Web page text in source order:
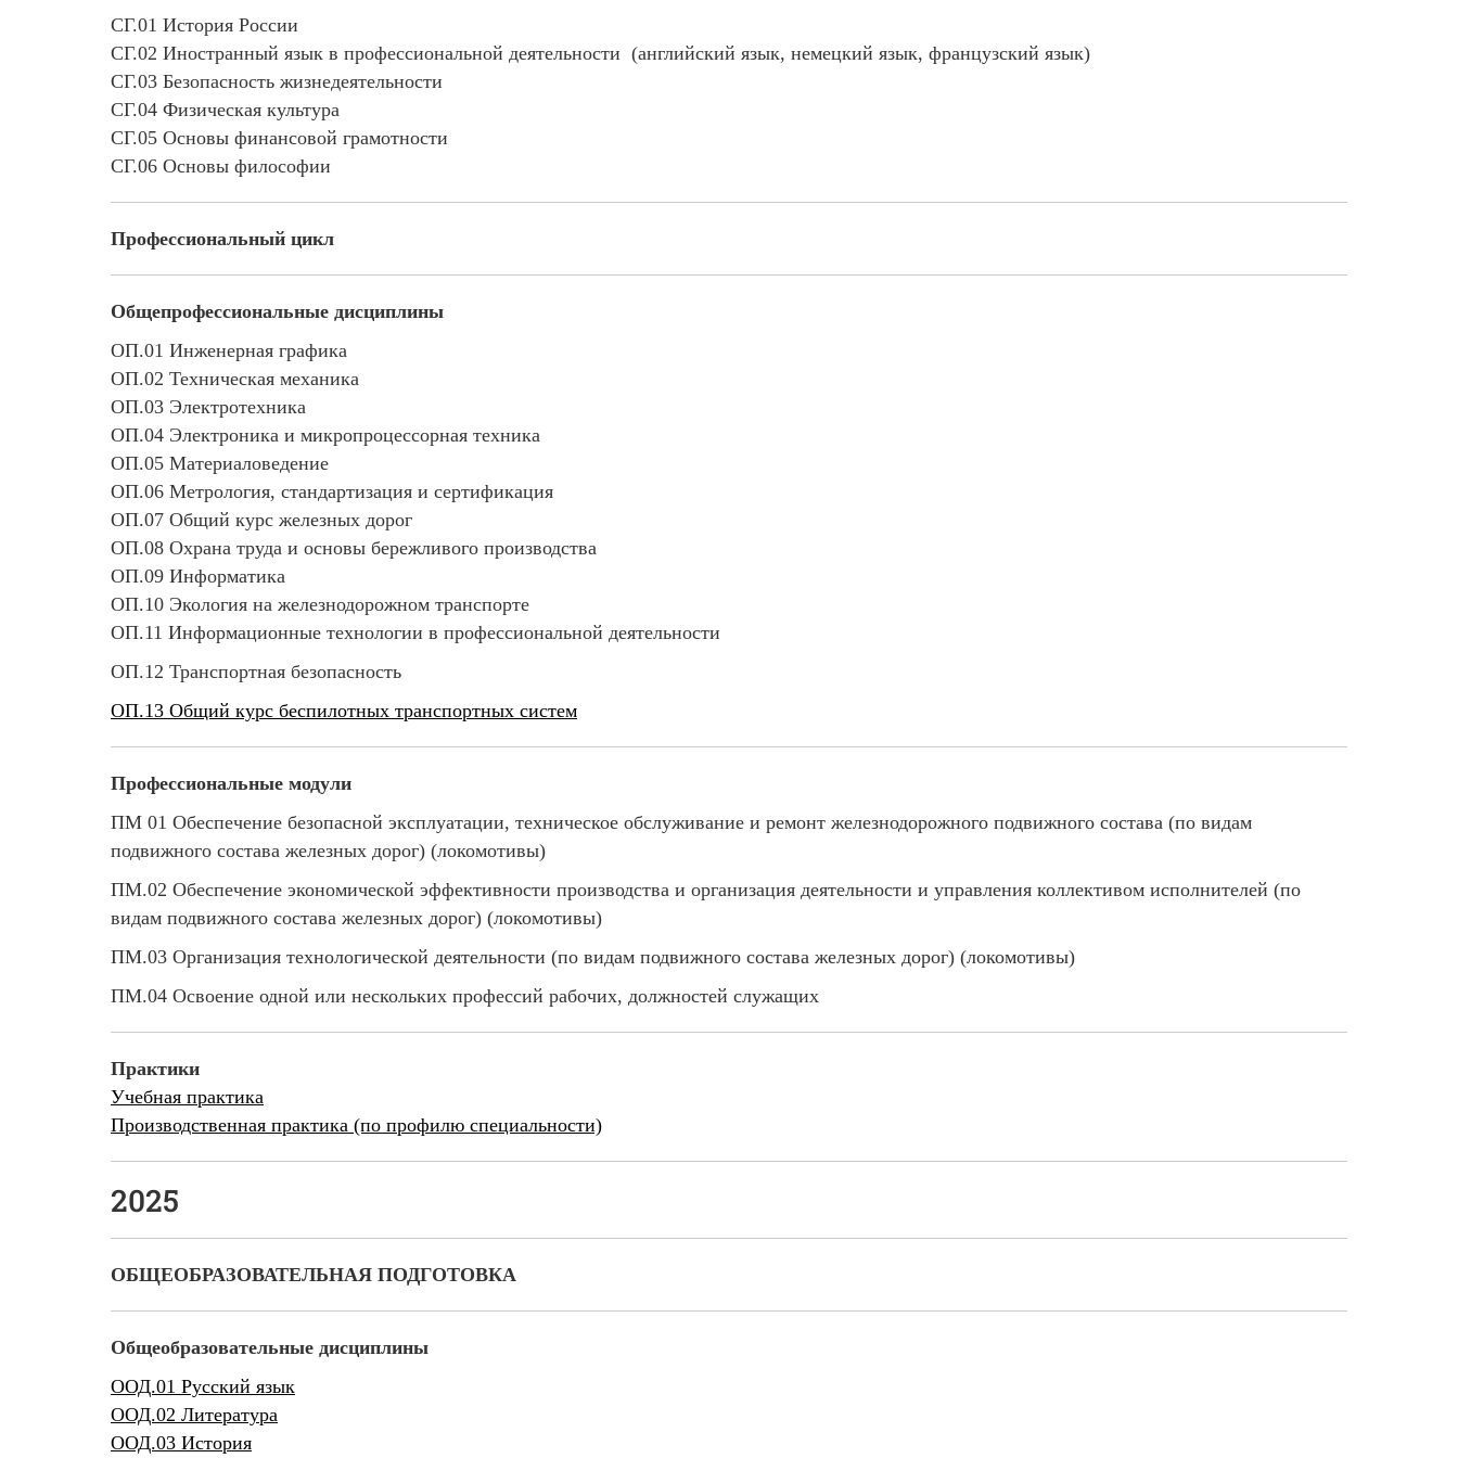
СГ.01 История России
СГ.02 Иностранный язык в профессиональной деятельности (английский язык, немецкий язык, французский язык)
СГ.03 Безопасность жизнедеятельности
СГ.04 Физическая культура
СГ.05 Основы финансовой грамотности
СГ.06 Основы философии
Профессиональный цикл
Общепрофессиональные дисциплины
ОП.01 Инженерная графика
ОП.02 Техническая механика
ОП.03 Электротехника
ОП.04 Электроника и микропроцессорная техника
ОП.05 Материаловедение
ОП.06 Метрология, стандартизация и сертификация
ОП.07 Общий курс железных дорог
ОП.08 Охрана труда и основы бережливого производства
ОП.09 Информатика
ОП.10 Экология на железнодорожном транспорте
ОП.11 Информационные технологии в профессиональной деятельности
ОП.12 Транспортная безопасность
ОП.13 Общий курс беспилотных транспортных систем
Профессиональные модули
ПМ 01 Обеспечение безопасной эксплуатации, техническое обслуживание и ремонт железнодорожного подвижного состава (по видам
подвижного состава железных дорог) (локомотивы)
ПМ.02 Обеспечение экономической эффективности производства и организация деятельности и управления коллективом исполнителей (по
видам подвижного состава железных дорог) (локомотивы)
ПМ.03 Организация технологической деятельности (по видам подвижного состава железных дорог) (локомотивы)
ПМ.04 Освоение одной или нескольких профессий рабочих, должностей служащих
Практики
Учебная практика
Производственная практика (по профилю специальности)
2025
ОБЩЕОБРАЗОВАТЕЛЬНАЯ ПОДГОТОВКА
Общеобразовательные дисциплины
ООД.01 Русский язык
ООД.02 Литература
ООД.03 История